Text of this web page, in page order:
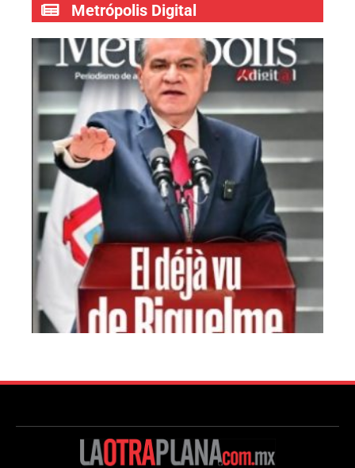
Metrópolis Digital